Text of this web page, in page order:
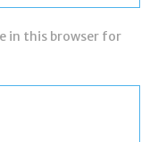
in this browser for